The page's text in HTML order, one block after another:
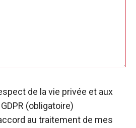
de la vie privée et aux
(obligatoire)
au traitement de mes